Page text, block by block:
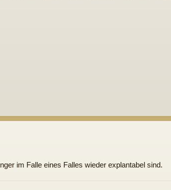
im Falle eines Falles wieder explantabel sind.